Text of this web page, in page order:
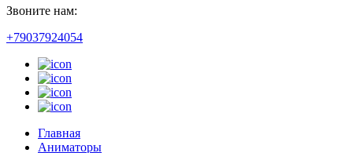
Звоните нам:
+79037924054
Главная
Аниматоры